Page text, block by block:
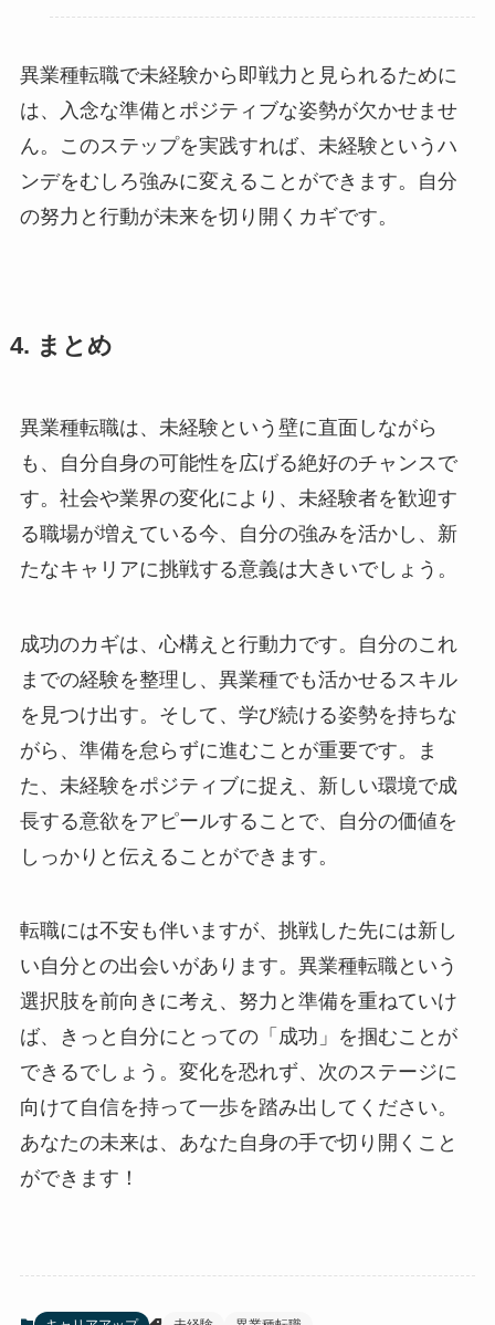
異業種転職で未経験から即戦力と見られるために
は、入念な準備とポジティブな姿勢が欠かせませ
ん。このステップを実践すれば、未経験というハ
ンデをむしろ強みに変えることができます。自分
の努力と行動が未来を切り開くカギです。
4. まとめ
異業種転職は、未経験という壁に直面しながら
も、自分自身の可能性を広げる絶好のチャンスで
す。社会や業界の変化により、未経験者を歓迎す
る職場が増えている今、自分の強みを活かし、新
たなキャリアに挑戦する意義は大きいでしょう。
成功のカギは、心構えと行動力です。自分のこれ
までの経験を整理し、異業種でも活かせるスキル
を見つけ出す。そして、学び続ける姿勢を持ちな
がら、準備を怠らずに進むことが重要です。ま
た、未経験をポジティブに捉え、新しい環境で成
長する意欲をアピールすることで、自分の価値を
しっかりと伝えることができます。
転職には不安も伴いますが、挑戦した先には新し
い自分との出会いがあります。異業種転職という
選択肢を前向きに考え、努力と準備を重ねていけ
ば、きっと自分にとっての「成功」を掴むことが
できるでしょう。変化を恐れず、次のステージに
向けて自信を持って一歩を踏み出してください。
あなたの未来は、あなた自身の手で切り開くこと
ができます！